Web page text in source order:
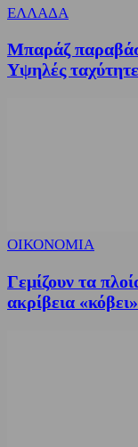
ΕΛΛΑΔΑ
Μπαράζ
Υψηλές
ΟΙΚΟΝΟΜΙΑ
Γεμίζουν τα
ακρίβεια